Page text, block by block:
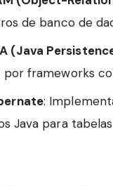
de banco de
(Java
por frameworks
:
Java para